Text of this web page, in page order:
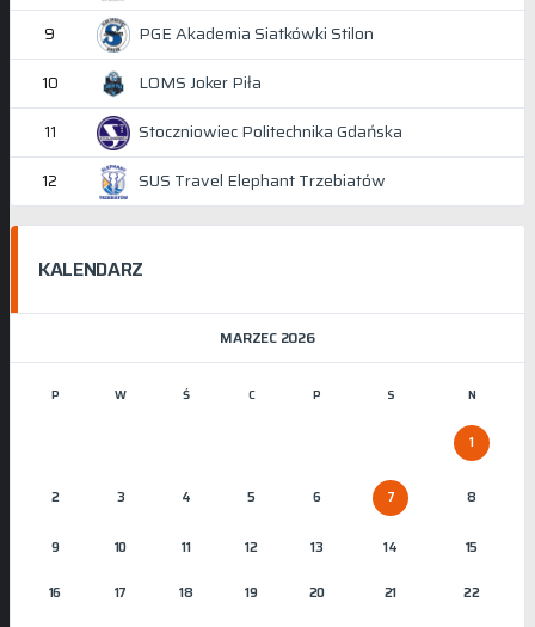
9 PGE Akademia Siatkówki Stilon
10 LOMS Joker Piła
11 Stoczniowiec Politechnika Gdańska
12 SUS Travel Elephant Trzebiatów
KALENDARZ
MARZEC 2026
P W Ś C P S N
1
2 3 4 5 6 7 8
9 10 11 12 13 14 15
16 17 18 19 20 21 22